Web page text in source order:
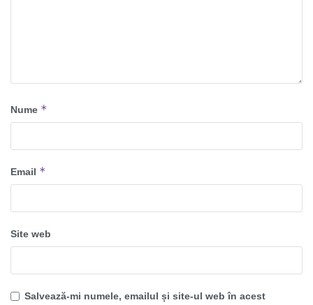
Nume *
Email *
Site web
Salvează-mi numele, emailul și site-ul web în acest